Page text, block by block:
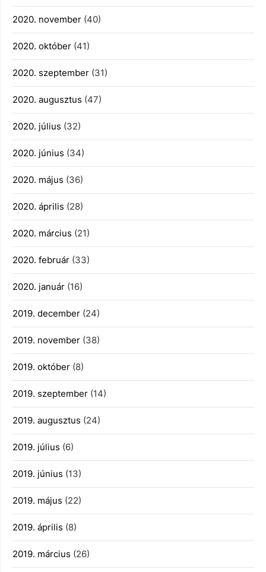
2020. november (40)
2020. október (41)
2020. szeptember (31)
2020. augusztus (47)
2020. július (32)
2020. június (34)
2020. május (36)
2020. április (28)
2020. március (21)
2020. február (33)
2020. január (16)
2019. december (24)
2019. november (38)
2019. október (8)
2019. szeptember (14)
2019. augusztus (24)
2019. július (6)
2019. június (13)
2019. május (22)
2019. április (8)
2019. március (26)